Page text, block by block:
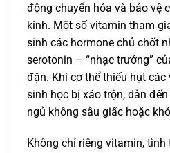
động chuyển hóa và bảo vệ
kinh. Một số vitamin tham
sinh các hormone chủ chốt
serotonin – “nhạc trưởng”
đặn. Khi cơ thể thiếu hụt
sinh học bị xáo trộn, dẫn
ngủ không sâu giấc hoặc
Không chỉ riêng vitamin,